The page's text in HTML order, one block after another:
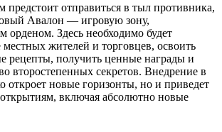
предстоит отправиться в тыл противника,
Авалон — игровую зону,
Здесь необходимо будет
местных жителей и торговцев, освоить
рецепты, получить ценные награды и
второстепенных секретов. Внедрение в
откроет новые горизонты, но и приведет
включая абсолютно новые